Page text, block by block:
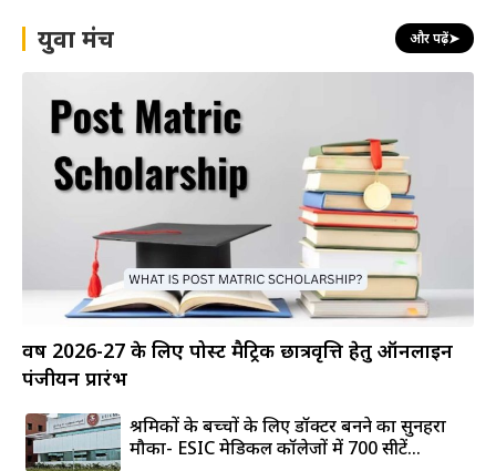
युवा मंच और पढ़ें➤
वर्ष 2026-27 के लिए पोस्ट मैट्रिक छात्रवृत्ति हेतु ऑनलाइन
पंजीयन प्रारंभ
श्रमिकों के बच्चों के लिए डॉक्टर बनने का सुनहरा
मौका- ESIC मेडिकल कॉलेजों में 700 सीटें...